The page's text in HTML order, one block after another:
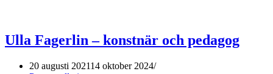
Vadstenaprofil
Ulla Fagerlin – konstnär och pedagog
20 augusti 202114 oktober 2024